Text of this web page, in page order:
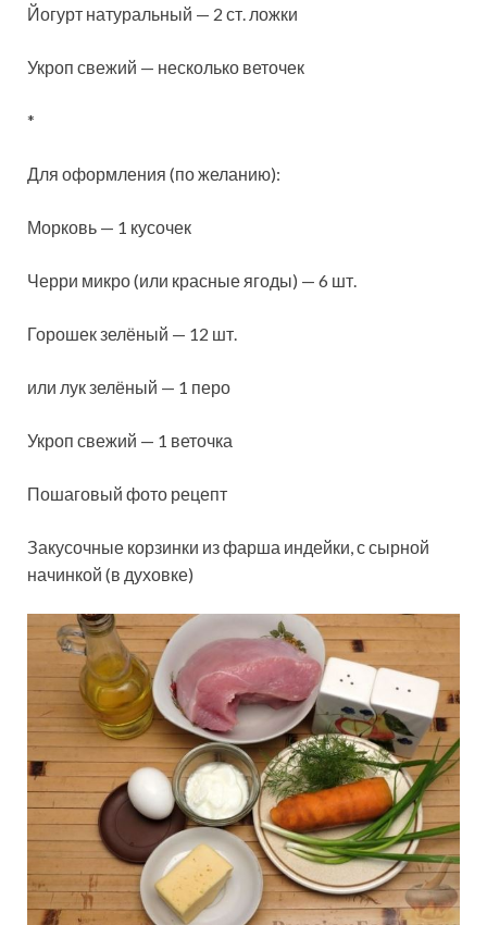
Йогурт натуральный — 2 ст. ложки
Укроп свежий — несколько веточек
*
Для оформления (по желанию):
Морковь — 1 кусочек
Черри микро (или красные ягоды) — 6 шт.
Горошек зелёный — 12 шт.
или лук зелёный — 1 перо
Укроп свежий — 1 веточка
Пошаговый фото рецепт
Закусочные корзинки из фарша индейки, с сырной
начинкой (в духовке)